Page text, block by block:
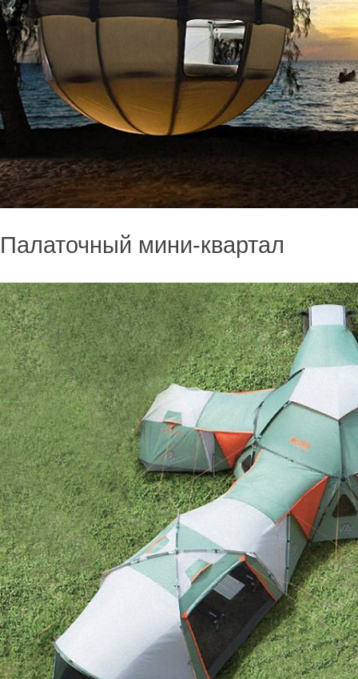
Палаточный мини-квартал